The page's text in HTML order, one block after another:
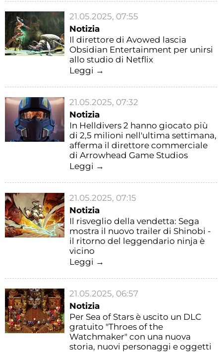
21.05.2025, 07:55
Notizia
Il direttore di Avowed lascia
Obsidian Entertainment per unirsi
allo studio di Netflix
Leggi →
21.05.2025, 07:32
Notizia
In Helldivers 2 hanno giocato più
di 2,5 milioni nell'ultima settimana,
afferma il direttore commerciale
di Arrowhead Game Studios
Leggi →
21.05.2025, 07:15
Notizia
Il risveglio della vendetta: Sega
mostra il nuovo trailer di Shinobi -
il ritorno del leggendario ninja è
vicino
Leggi →
21.05.2025, 06:57
Notizia
Per Sea of Stars è uscito un DLC
gratuito "Throes of the
Watchmaker" con una nuova
storia, nuovi personaggi e oggetti